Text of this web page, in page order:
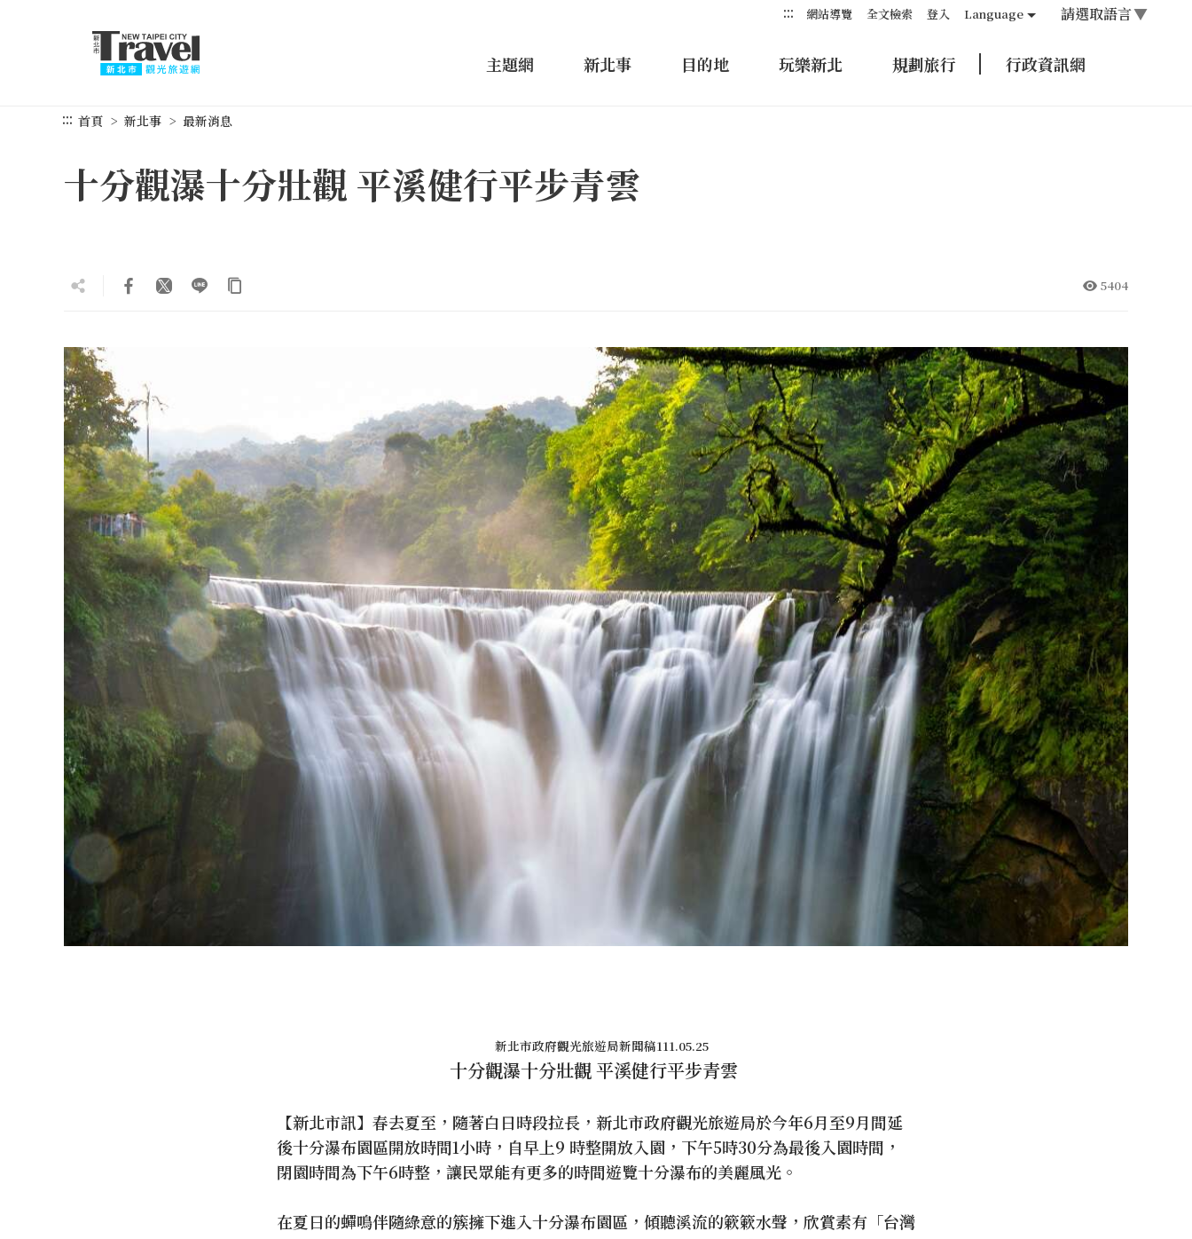
::: 網站導覽 全文檢索 登入 Language 請選取語言▼
主題網 新北事 目的地 玩樂新北 規劃旅行 行政資訊網
::: 首頁 新北事 最新消息
十分觀瀑十分壯觀 平溪健行平步青雲
5404
新北市政府觀光旅遊局新聞稿111.05.25
十分觀瀑十分壯觀 平溪健行平步青雲
【新北市訊】春去夏至，隨著白日時段拉長，新北市政府觀光旅遊局於今年6月至9月間延
後十分瀑布園區開放時間1小時，自早上9 時整開放入園，下午5時30分為最後入園時間，
閉園時間為下午6時整，讓民眾能有更多的時間遊覽十分瀑布的美麗風光。
在夏日的蟬鳴伴隨綠意的簇擁下進入十分瀑布園區，傾聽溪流的簌簌水聲，欣賞素有「台灣